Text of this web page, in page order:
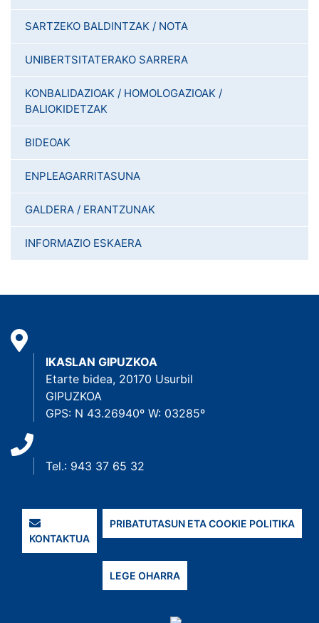
SARTZEKO BALDINTZAK / NOTA
UNIBERTSITATERAKO SARRERA
KONBALIDAZIOAK / HOMOLOGAZIOAK /
BALIOKIDETZAK
BIDEOAK
ENPLEAGARRITASUNA
GALDERA / ERANTZUNAK
INFORMAZIO ESKAERA
IKASLAN GIPUZKOA
Etarte bidea, 20170 Usurbil
GIPUZKOA
GPS: N 43.26940º W: 03285º
Tel.: 943 37 65 32
KONTAKTUA
PRIBATUTASUN ETA COOKIE POLITIKA
LEGE OHARRA